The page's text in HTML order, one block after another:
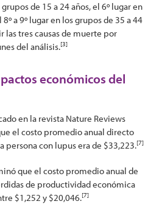
de 15 a 24 años, el 6º lugar en
a 9º lugar en los grupos de 35 a 44
las tres causas de muerte por
del análisis.[3]
económicos del
en la revista Nature Reviews
el costo promedio anual directo
persona con lupus era de $33,223.[7]
que el costo promedio anual de
de productividad económica
$1,252 y $20,046.[7]